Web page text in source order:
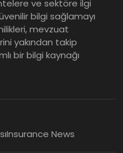
İlk Yarı Finansal
Güvenlik
ve sektöre ilgi
bilgi sağlamayı
mevzuat
yakından takip
bir bilgi kaynağı
Insurance News